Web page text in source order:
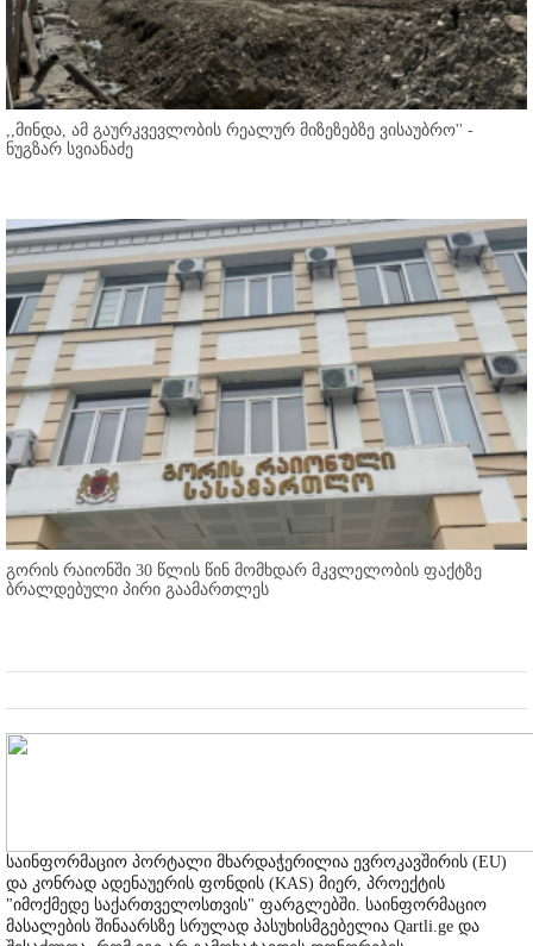
,,მინდა, ამ გაურკვევლობის რეალურ მიზეზებზე ვისაუბრო'' -
ნუგზარ სვიანაძე
გორის რაიონში 30 წლის წინ მომხდარ მკვლელობის ფაქტზე
ბრალდებული პირი გაამართლეს
საინფორმაციო პორტალი მხარდაჭერილია ევროკავშირის (EU)
და კონრად ადენაუერის ფონდის (KAS) მიერ, პროექტის
"იმოქმედე საქართველოსთვის" ფარგლებში. საინფორმაციო
მასალების შინაარსზე სრულად პასუხისმგებელია Qartli.ge და